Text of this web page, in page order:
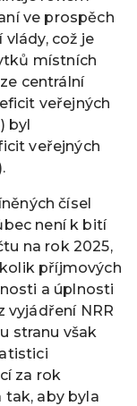
ve prospěch
což je
místních
centrální
veřejných
byl
veřejných
čísel
není k bití
na rok 2025,
příjmových
a úplnosti
vyjádření NRR
stranu však
za rok
tak, aby byla